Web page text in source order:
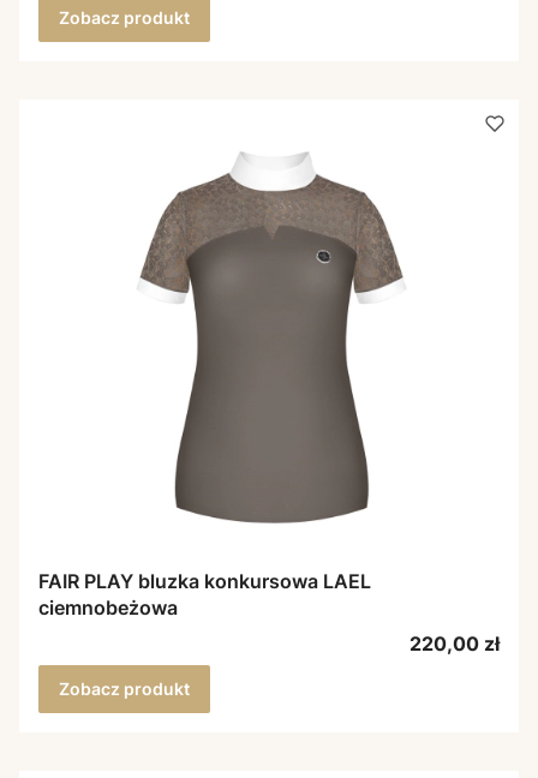
Zobacz produkt
FAIR PLAY bluzka konkursowa LAEL
ciemnobeżowa
Cena
220,00 zł
Zobacz produkt